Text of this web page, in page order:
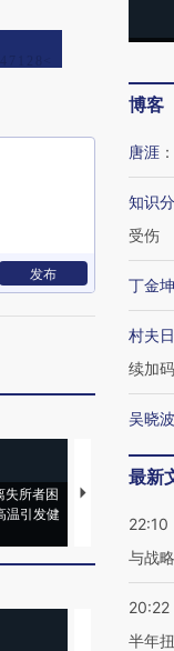
发布
失所者困
温引发健
视线｜HYROX
术：是什么让
心“花钱找虐”？
博客
唐涯 ：
知识
受伤
丁金坤
村夫
续加码
吴晓波
最新
22:10
与战
20:22
半年